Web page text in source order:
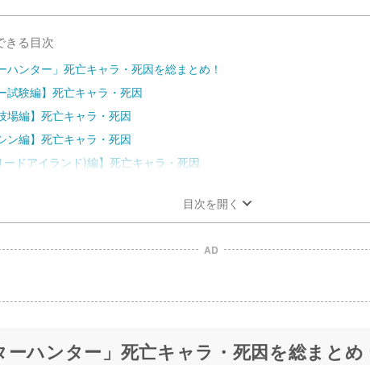
u
きる目次
ハンター」死亡キャラ・死因を総まとめ！
試験編】死亡キャラ・死因
場編】死亡キャラ・死因
ン編】死亡キャラ・死因
ードアイランド)編】死亡キャラ・死因
目次を開く
AD
ーハンター」死亡キャラ・死因を総まとめ